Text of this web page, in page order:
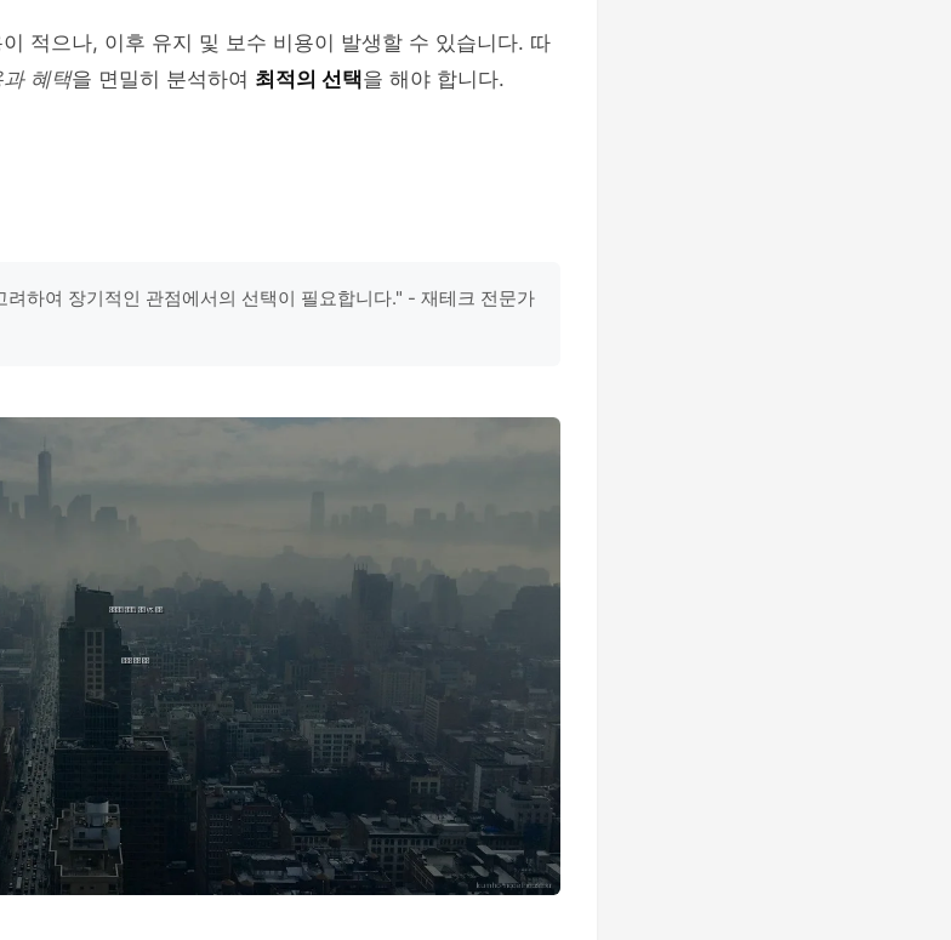
적으나, 이후 유지 및 보수 비용이 발생할 수 있습니다. 따
혜택을 면밀히 분석하여 최적의 선택을 해야 합니다.
하여 장기적인 관점에서의 선택이 필요합니다." - 재테크 전문가